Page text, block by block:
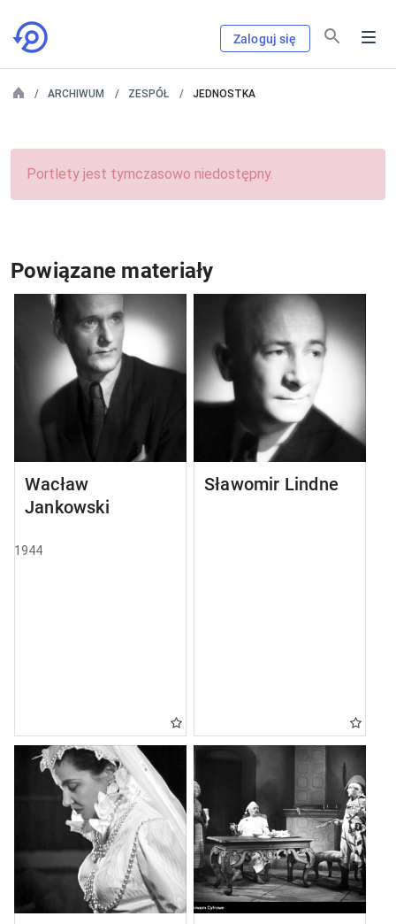
Zaloguj się
ARCHIWUM ZESPÓŁ JEDNOSTKA
Portlety jest tymczasowo niedostępny.
Powiązane materiały
Wacław
Jankowski
1944
Sławomir Lindner